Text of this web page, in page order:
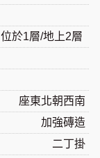
位於1層/地上2層
座東北朝西南
加強磚造
二丁掛